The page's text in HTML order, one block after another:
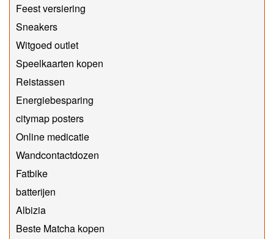
Feest versiering
Sneakers
Witgoed outlet
Speelkaarten kopen
Reistassen
Energiebesparing
citymap posters
Online medicatie
Wandcontactdozen
Fatbike
batterijen
Albizia
Beste Matcha kopen